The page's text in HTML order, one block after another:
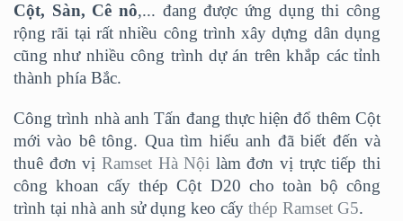
Cột, Sàn, Cê nô,... đang được ứng dụng thi công
rộng rãi tại rất nhiều công trình xây dựng dân dụng
cũng như nhiều công trình dự án trên khắp các tỉnh
thành phía Bắc.
Công trình nhà anh Tấn đang thực hiện đổ thêm Cột
mới vào bê tông. Qua tìm hiểu anh đã biết đến và
thuê đơn vị Ramset Hà Nội làm đơn vị trực tiếp thi
công khoan cấy thép Cột D20 cho toàn bộ công
trình tại nhà anh sử dụng keo cấy thép Ramset G5.